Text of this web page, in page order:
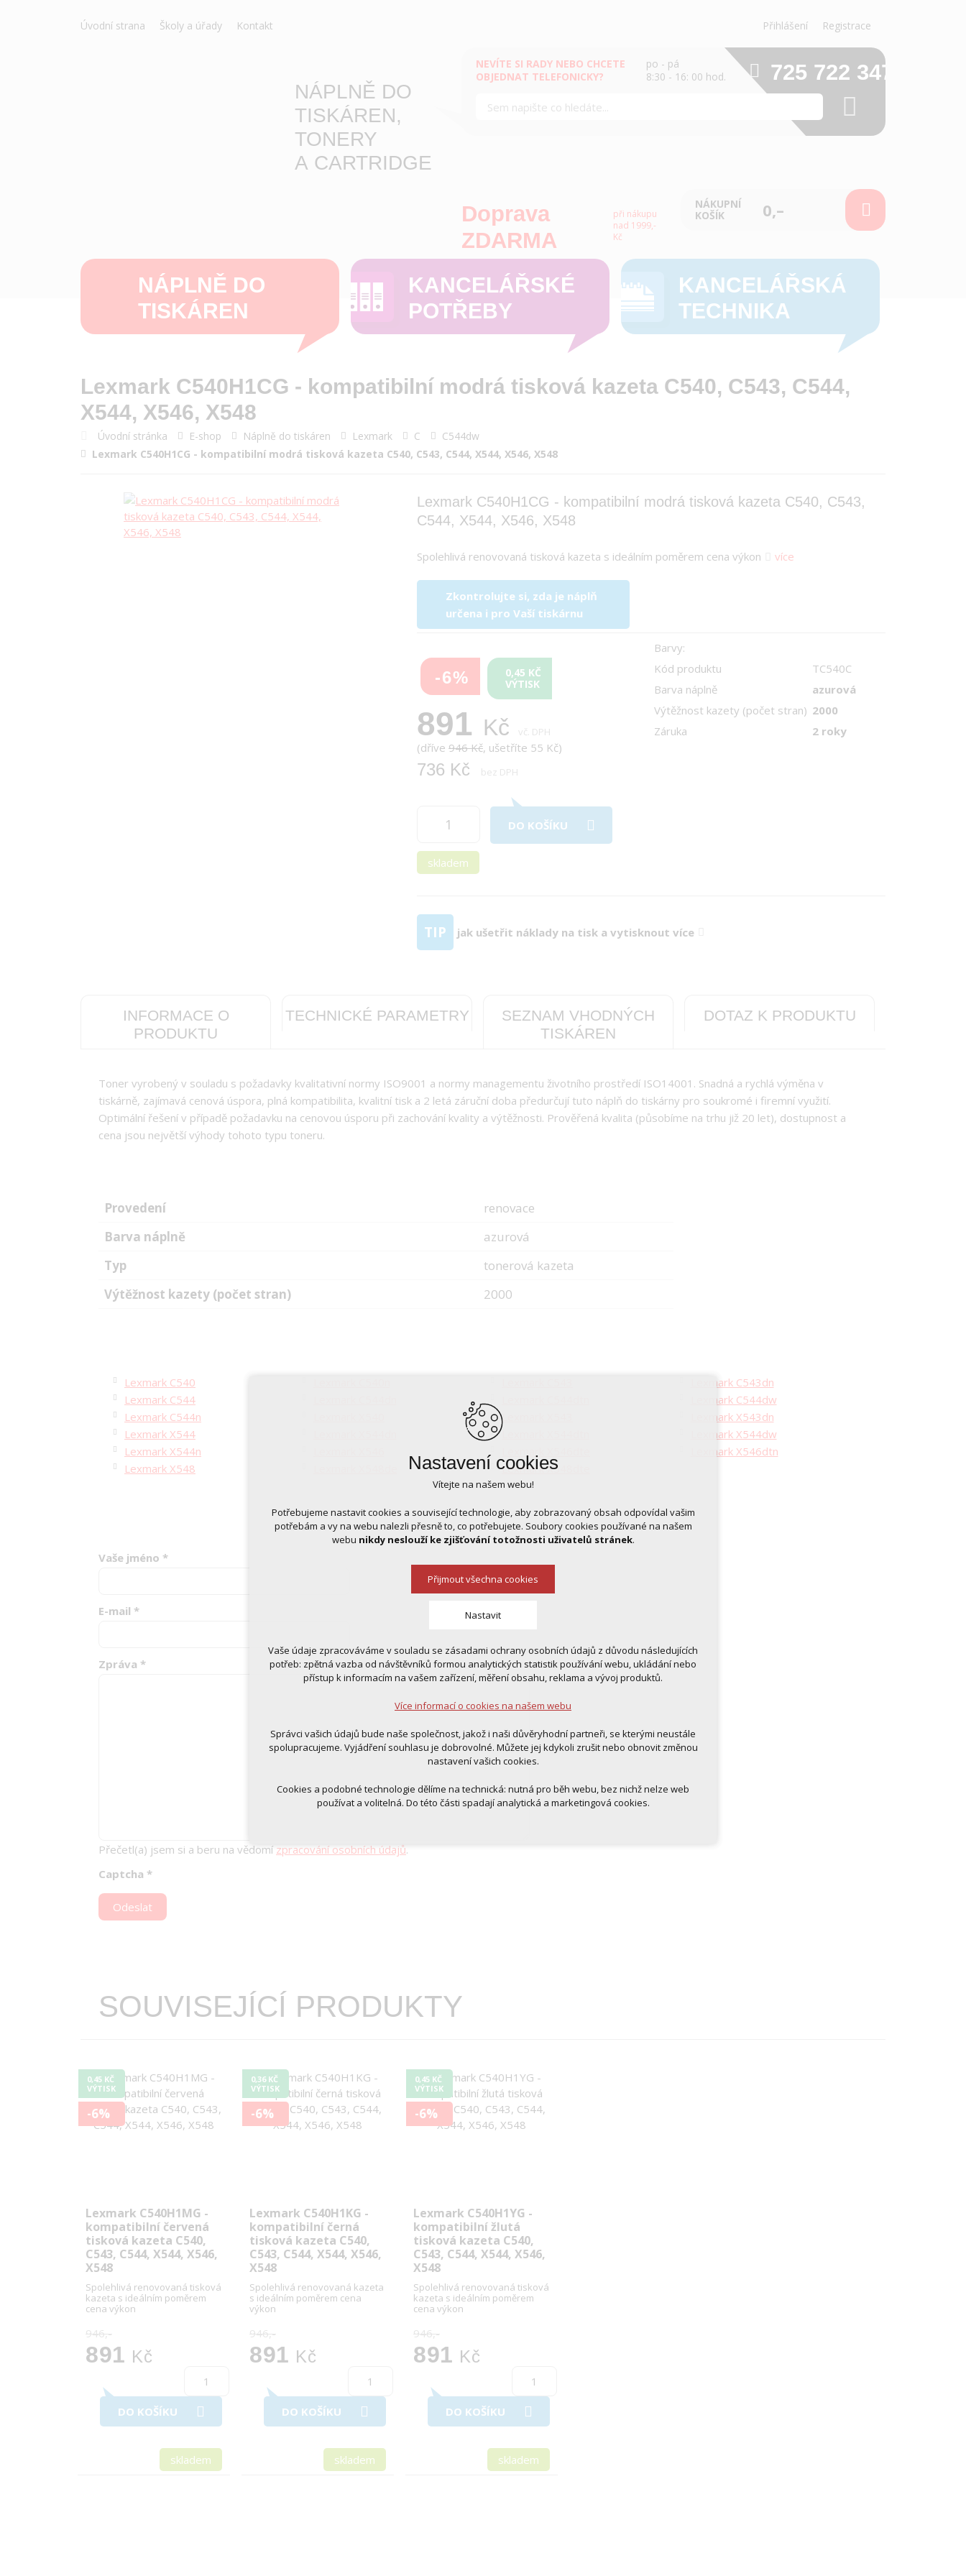
Úvodní strana Školy a úřady Kontakt Přihlášení Registrace
NÁPLNĚ DO
TISKÁREN,
TONERY
A CARTRIDGE
NEVÍTE SI RADY NEBO CHCETE
OBJEDNAT TELEFONICKY?
po - pá
8:30 - 16: 00 hod.
725 722 347
Doprava
ZDARMA
při nákupu
nad 1999,-
Kč
NÁKUPNÍ
KOŠÍK
0,–
NÁPLNĚ DO
TISKÁREN
KANCELÁŘSKÉ
POTŘEBY
KANCELÁŘSKÁ
TECHNIKA
Lexmark C540H1CG - kompatibilní modrá tisková kazeta C540, C543, C544,
X544, X546, X548
Úvodní stránka E-shop Náplně do tiskáren Lexmark C
C544dw
Lexmark C540H1CG - kompatibilní modrá tisková kazeta C540, C543, C544, X544, X546, X548
Lexmark C540H1CG - kompatibilní modrá tisková kazeta C540, C543,
C544, X544, X546, X548
Spolehlivá renovovaná tisková kazeta s ideálním poměrem cena výkon více
Zkontrolujte si, zda je náplň
určena i pro Vaší tiskárnu
-6%
0,45 KČ
VÝTISK
891 Kč vč. DPH
(dříve 946 Kč, ušetříte 55 Kč)
736 Kč bez DPH
DO KOŠÍKU
skladem
Barvy:
Kód produktu
TC540C
Barva náplně
azurová
Výtěžnost kazety (počet stran) 2000
Záruka
2 roky
TIP jak ušetřit náklady na tisk a vytisknout více
INFORMACE O
PRODUKTU
TECHNICKÉ PARAMETRY
SEZNAM VHODNÝCH
TISKÁREN
DOTAZ K PRODUKTU
Toner vyrobený v souladu s požadavky kvalitativní normy ISO9001 a normy managementu životního prostředí ISO14001. Snadná a rychlá výměna v
tiskárně, zajímavá cenová úspora, plná kompatibilita, kvalitní tisk a 2 letá záruční doba předurčují tuto náplň do tiskárny pro soukromé i firemní využití.
Optimální řešení v případě požadavku na cenovou úsporu při zachování kvality a výtěžnosti. Prověřená kvalita (působíme na trhu již 20 let), dostupnost a
cena jsou největší výhody tohoto typu toneru.
Provedení
renovace
Barva náplně
azurová
Typ
tonerová kazeta
Výtěžnost kazety (počet stran)
2000
Lexmark C540
Lexmark C543dn
Lexmark C544
Lexmark C544dw
Lexmark C544n
Lexmark X543
Lexmark X543dn
Lexmark X544
Lexmark X544dw
Lexmark X544n
Lexmark X546dtn
Lexmark X548
Lexmark X548dte
Vaše jméno *
E-mail *
Zpráva *
Přečetl(a) jsem si a beru na vědomí zpracování osobních údajů.
Captcha *
Odeslat
SOUVISEJÍCÍ PRODUKTY
0,45 KČ
VÝTISK
-6%
Lexmark C540H1MG -
kompatibilní červená
tisková kazeta C540,
C543, C544, X544, X546,
X548
Spolehlivá renovovaná tisková
kazeta s ideálním poměrem
cena výkon
946,-
891 Kč
DO KOŠÍKU
skladem
0,36 KČ
VÝTISK
-6%
Lexmark C540H1KG -
kompatibilní černá
tisková kazeta C540,
C543, C544, X544, X546,
X548
Spolehlivá renovovaná kazeta
s ideálním poměrem cena
výkon
946,-
891 Kč
DO KOŠÍKU
skladem
0,45 KČ
VÝTISK
-6%
Lexmark C540H1YG -
kompatibilní žlutá
tisková kazeta C540,
C543, C544, X544, X546,
X548
Spolehlivá renovovaná tisková
kazeta s ideálním poměrem
cena výkon
946,-
891 Kč
DO KOŠÍKU
skladem
Nastavení cookies
Vítejte na našem webu!
Potřebujeme nastavit cookies a související technologie, aby zobrazovaný obsah odpovídal vašim
potřebám a vy na webu nalezli přesně to, co potřebujete. Soubory cookies používané na našem
webu nikdy neslouží ke zjišťování totožnosti uživatelů stránek.
Přijmout všechna cookies
Nastavit
Technická cookies
nutná pro provozování webu
udržení kontextu stránek (session): případná přihlášení, volby jazyka, apod.
analytická pro anonymizované vyhodnocení návštěvnosti
marketingová cookies (Google, Ecomail, Sklik, Smartsupp, Heureka)
Více informací o cookies na našem webu
Vaše údaje zpracováváme v souladu se zásadami ochrany osobních údajů z důvodu následujících
potřeb: zpětná vazba od návštěvníků formou analytických statistik používání webu, ukládání nebo
přístup k informacím na vašem zařízení, měření obsahu, reklama a vývoj produktů.
Více informací o cookies na našem webu
Správci vašich údajů bude naše společnost, jakož i naši důvěryhodní partneři, se kterými neustále
spolupracujeme. Vyjádření souhlasu je dobrovolné. Můžete jej kdykoli zrušit nebo obnovit změnou
nastavení vašich cookies.
Cookies a podobné technologie dělíme na technická: nutná pro běh webu, bez nichž nelze web
používat a volitelná. Do této části spadají analytická a marketingová cookies.